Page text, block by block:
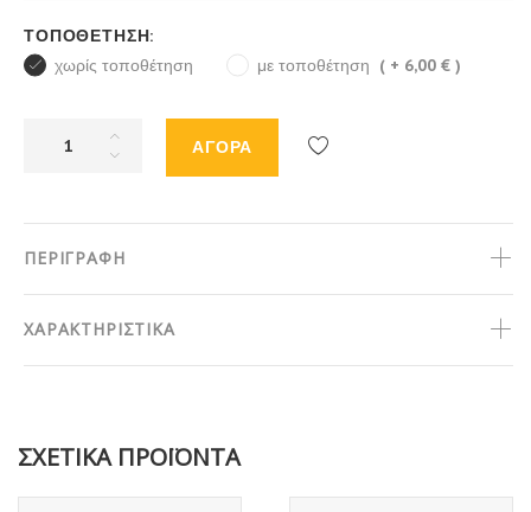
ΤΟΠΟΘΈΤΗΣΗ:
χωρίς τοποθέτηση
με τοποθέτηση ( + 6,00 € )
ΑΓΟΡΑ
λίστα
ΠΕΡΙΓΡΑΦΗ
ΧΑΡΑΚΤΗΡΙΣΤΙΚΑ
ΣΧΕΤΙΚΑ ΠΡΟΪΟΝΤΑ